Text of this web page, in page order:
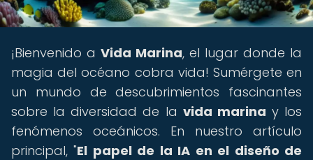
¡Bienvenido a Vida Marina, el lugar donde la
magia del océano cobra vida! Sumérgete en
un mundo de descubrimientos fascinantes
sobre la diversidad de la vida marina y los
fenómenos oceánicos. En nuestro artículo
principal, "El papel de la IA en el diseño de